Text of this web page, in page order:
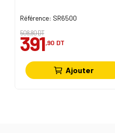
Référence: SR6500
508,80 DT
391,90 DT
Ajouter